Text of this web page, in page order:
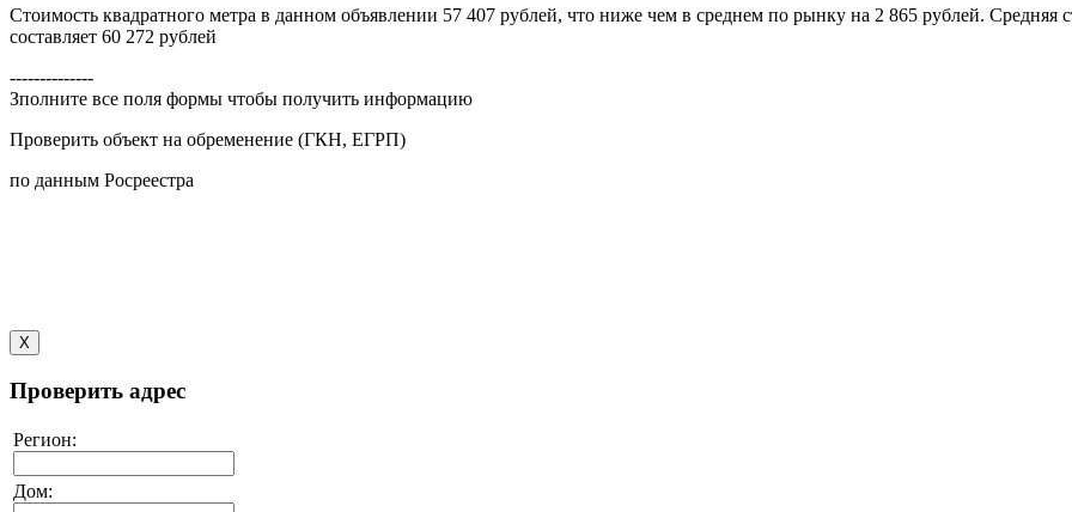
Стоимость квадратного метра в данном объявлении 57 407 рублей, что ниже чем в среднем по рынку на 2 865 рублей. Средняя
составляет 60 272 рублей
--------------
Зполните все поля формы чтобы получить информацию
Проверить объект на обременение (ГКН, ЕГРП)
по данным Росреестра
X
Проверить адрес
Регион:
Дом: